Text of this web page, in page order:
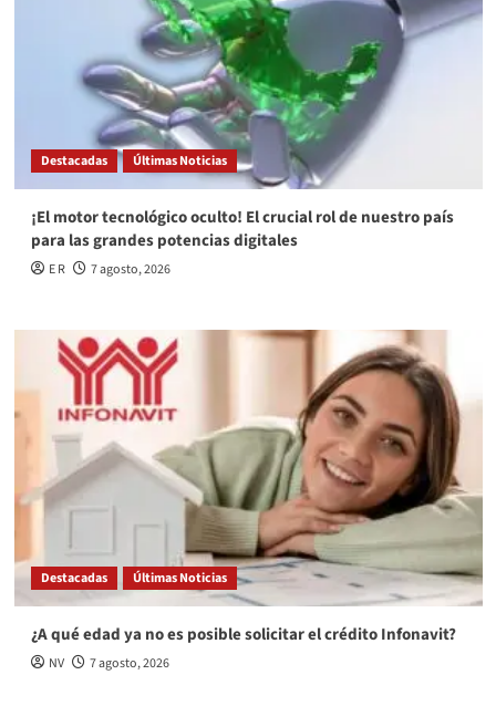
Destacadas Últimas Noticias
¡El motor tecnológico oculto! El crucial rol de nuestro país
para las grandes potencias digitales
E R 7 agosto, 2026
Destacadas Últimas Noticias
¿A qué edad ya no es posible solicitar el crédito Infonavit?
NV 7 agosto, 2026